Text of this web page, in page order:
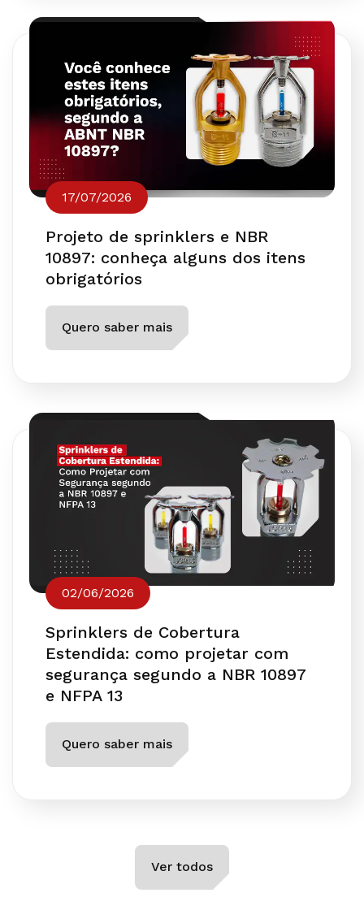
17/07/2026
Projeto de sprinklers e NBR
10897: conheça alguns dos itens
obrigatórios
Quero saber mais
02/06/2026
Sprinklers de Cobertura
Estendida: como projetar com
segurança segundo a NBR 10897
e NFPA 13
Quero saber mais
Ver todos